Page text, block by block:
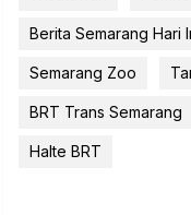
Berita Semarang Hari
Semarang Zoo
BRT Trans Semarang
Halte BRT